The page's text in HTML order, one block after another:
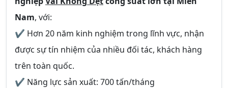
Nam, với:
✔ Hơn 20 năm kinh nghiệm trong lĩnh vực, nhận
được sự tín nhiệm của nhiều đối tác, khách hàng
trên toàn quốc.
✔ Năng lực sản xuất: 700 tấn/tháng